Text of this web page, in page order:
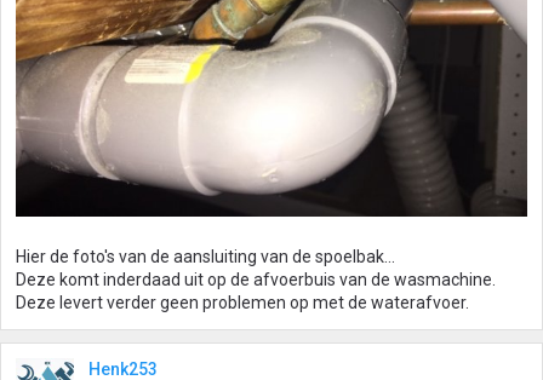
Hier de foto's van de aansluiting van de spoelbak...
Deze komt inderdaad uit op de afvoerbuis van de wasmachine.
Deze levert verder geen problemen op met de waterafvoer.
Henk253